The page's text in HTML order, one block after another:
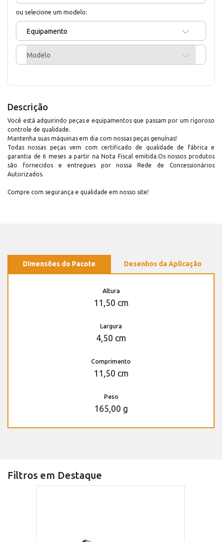
ou selecione um modelo:
Equipamento
Modelo
Descrição
Você está adquirindo peças e equipamentos que passam por um rigoroso
controle de qualidade.
Mantenha suas máquinas em dia com nossas peças genuínas!
Todas nossas peças vem com certificado de qualidade de fábrica e
garantia de 6 meses a partir na Nota Fiscal emitida.Os nossos produtos
são fornecidos e entregues por nossa Rede de Concessionários
Autorizados.
Compre com segurança e qualidade em nosso site!
Dimensões do Pacote Desenhos da Aplicação
Altura
11,50 cm
Largura
4,50 cm
Comprimento
11,50 cm
Peso
165,00 g
Filtros em Destaque